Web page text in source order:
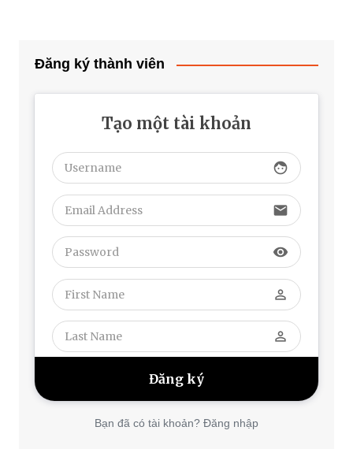
Đăng ký thành viên
Tạo một tài khoản
face
email
visibility
perm_identity
perm_identity
Bạn đã có tài khoản? Đăng nhập